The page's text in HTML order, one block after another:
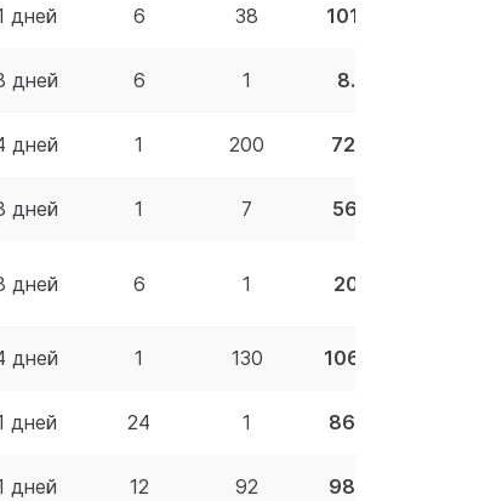
дней 6 38 101.44 BYN
дней 6 1 8.72 BYN
дней 1 200 72.55 BYN
дней 1 7 56.10 BYN
дней 6 1 20.11 BYN
дней 1 130 106.40 BYN
дней 24 1 86.40 BYN
дней 12 92 98.86 BYN